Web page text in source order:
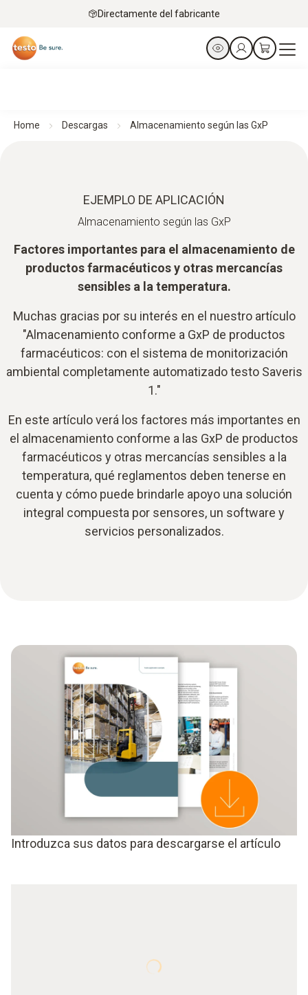
Directamente del fabricante
Home Descargas Almacenamiento según las GxP
EJEMPLO DE APLICACIÓN
Almacenamiento según las GxP
Factores importantes para el almacenamiento de
productos farmacéuticos y otras mercancías
sensibles a la temperatura.
Muchas gracias por su interés en el nuestro artículo
"Almacenamiento conforme a GxP de productos
farmacéuticos: con el sistema de monitorización
ambiental completamente automatizado testo Saveris
1."
En este artículo verá los factores más importantes en
el almacenamiento conforme a las GxP de productos
farmacéuticos y otras mercancías sensibles a la
temperatura, qué reglamentos deben tenerse en
cuenta y cómo puede brindarle apoyo una solución
integral compuesta por sensores, un software y
servicios personalizados.
Introduzca sus datos para descargarse el artículo